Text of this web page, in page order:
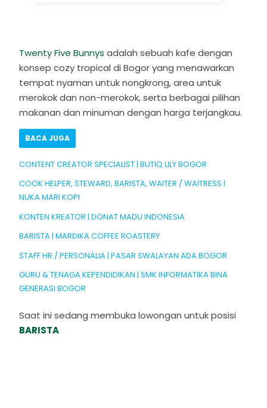
Twenty Five Bunnys adalah sebuah kafe dengan
konsep cozy tropical di Bogor yang menawarkan
tempat nyaman untuk nongkrong, area untuk
merokok dan non-merokok, serta berbagai pilihan
makanan dan minuman dengan harga terjangkau.
BACA JUGA
CONTENT CREATOR SPECIALIST | BUTIQ LILY BOGOR
COOK HELPER, STEWARD, BARISTA, WAITER / WAITRESS |
NUKA MARI KOPI
KONTEN KREATOR | DONAT MADU INDONESIA
BARISTA | MARDIKA COFFEE ROASTERY
STAFF HR / PERSONALIA | PASAR SWALAYAN ADA BOGOR
GURU & TENAGA KEPENDIDIKAN | SMK INFORMATIKA BINA
GENERASI BOGOR
Saat ini sedang membuka lowongan untuk posisi
BARISTA